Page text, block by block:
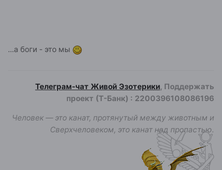
...а боги - это мы
Телеграм-чат Живой Эзотерики, Поддержать
проект (Т-Банк) : 2200396108086196
Человек — это канат, протянутый между животным и
Сверхчеловеком, это канат над пропастью.